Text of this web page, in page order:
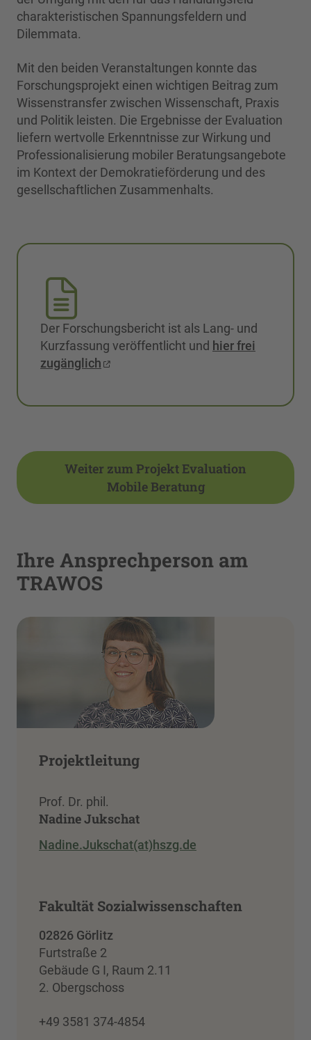
charakteristischen Spannungsfeldern und
Dilemmata.
Mit den beiden Veranstaltungen konnte das
Forschungsprojekt einen wichtigen Beitrag zum
Wissenstransfer zwischen Wissenschaft, Praxis
und Politik leisten. Die Ergebnisse der Evaluation
liefern wertvolle Erkenntnisse zur Wirkung und
Professionalisierung mobiler Beratungsangebote
im Kontext der Demokratieförderung und des
gesellschaftlichen Zusammenhalts.
Der Forschungsbericht ist als Lang- und
Kurzfassung veröffentlicht und hier frei
zugänglich
Weiter zum Projekt Evaluation
Mobile Beratung
Ihre Ansprechperson am
TRAWOS
Projektleitung
Prof. Dr. phil.
Nadine Jukschat
Nadine.Jukschat(at)hszg.de
Fakultät Sozialwissenschaften
02826 Görlitz
Furtstraße 2
Gebäude G I, Raum 2.11
2. Obergschoss
+49 3581 374-4854